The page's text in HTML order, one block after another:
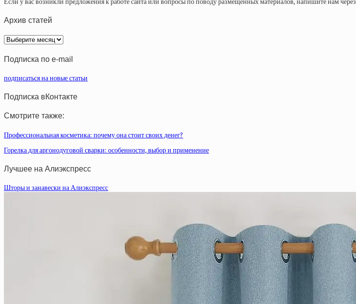
Архив статей
Архив
статей
Подписка по e-mail
подписаться на новые статьи
Подписка вКонтакте
Смотрите также:
Профессиональная косметика: почему она стоит своих денег?
Горелка для аргонодуговой сварки: особенности, выбор и применение
Лучшее на Алиэкспресс
Шторы и занавески на Алиэкспресс